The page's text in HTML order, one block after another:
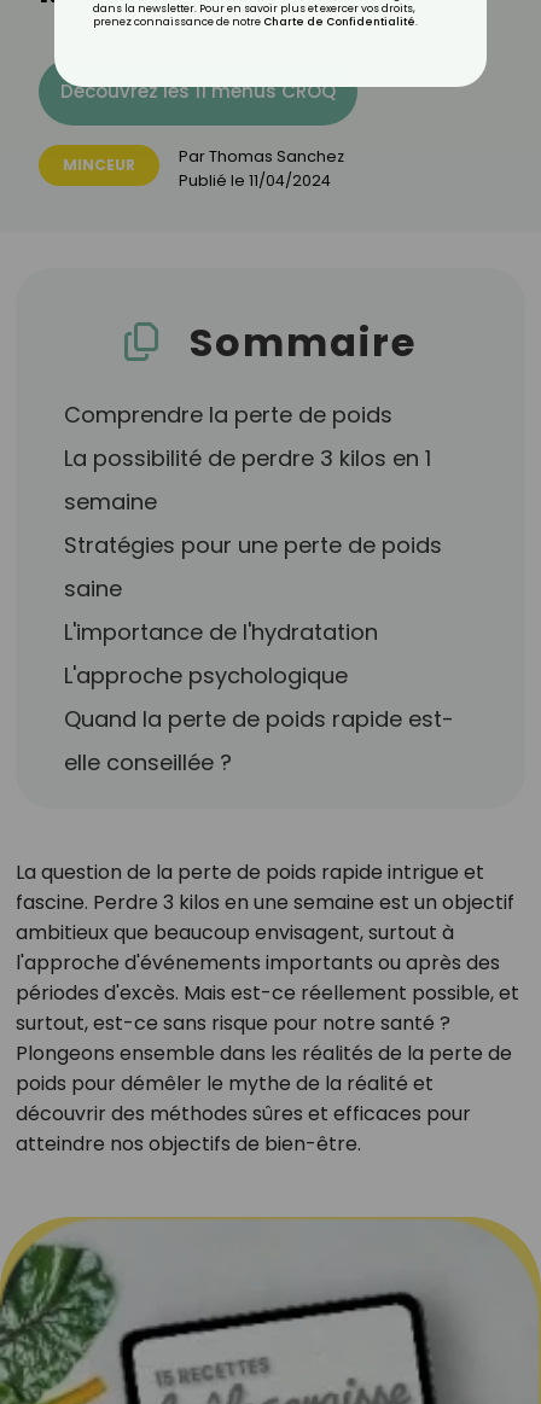
Découvrez les 11 menus CROQ
MINCEUR ParThomas Sanchez
Publié le 11/04/2024
Sommaire
Comprendre la perte de poids
La possibilité de perdre 3 kilos en 1
semaine
Stratégies pour une perte de poids
saine
L'importance de l'hydratation
L'approche psychologique
Quand la perte de poids rapide est-
elle conseillée ?
La question de la perte de poids rapide intrigue et
fascine. Perdre 3 kilos en une semaine est un objectif
ambitieux que beaucoup envisagent, surtout à
l'approche d'événements importants ou après des
périodes d'excès. Mais est-ce réellement possible, et
surtout, est-ce sans risque pour notre santé ?
Plongeons ensemble dans les réalités de la perte de
poids pour démêler le mythe de la réalité et
découvrir des méthodes sûres et efficaces pour
atteindre nos objectifs de bien-être.
dans la newsletter. Pour en savoir plus et exercer vos droits,
prenez connaissance de notre Charte de Confidentialité.